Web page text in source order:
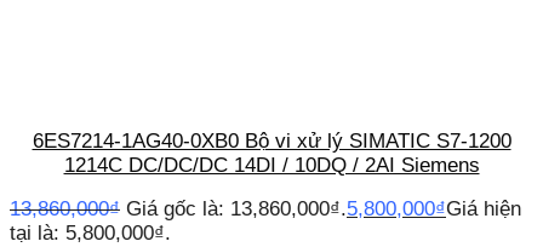
6ES7214-1AG40-0XB0 Bộ vi xử lý SIMATIC S7-1200
1214C DC/DC/DC 14DI / 10DQ / 2AI Siemens
13,860,000₫ Giá gốc là: 13,860,000₫.5,800,000₫Giá hiện
tại là: 5,800,000₫.